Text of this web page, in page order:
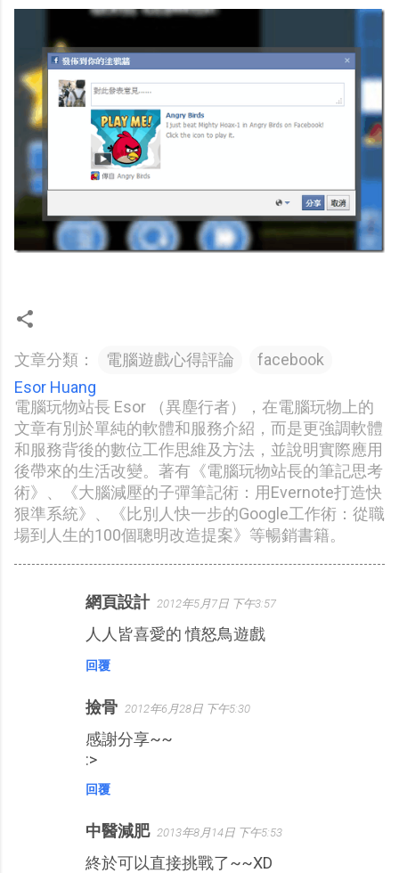
文章分類： 電腦遊戲心得評論
facebook
Esor Huang
電腦玩物站長 Esor （異塵行者），在電腦玩物上的
文章有別於單純的軟體和服務介紹，而是更強調軟體
和服務背後的數位工作思維及方法，並說明實際應用
後帶來的生活改變。著有《電腦玩物站長的筆記思考
術》、《大腦減壓的子彈筆記術：用Evernote打造快
狠準系統》、《比別人快一步的Google工作術：從職
場到人生的100個聰明改造提案》等暢銷書籍。
網頁設計 2012年5月7日 下午3:57
人人皆喜愛的 憤怒鳥遊戲
回覆
撿骨 2012年6月28日 下午5:30
感謝分享~~
:>
回覆
中醫減肥 2013年8月14日 下午5:53
終於可以直接挑戰了~~XD